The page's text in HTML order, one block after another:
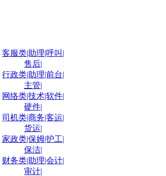
客服类|助理|呼叫|
售后|
行政类|助理|前台|
主管|
网络类|技术|软件|
硬件|
司机类|商务|客运|
货运|
家政类|保姆|护工|
保洁|
财务类|助理|会计|
审计|